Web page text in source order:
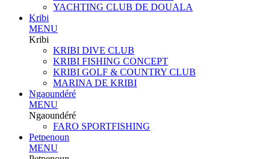
YACHTING CLUB DE DOUALA
Kribi
MENU
Kribi
KRIBI DIVE CLUB
KRIBI FISHING CONCEPT
KRIBI GOLF & COUNTRY CLUB
MARINA DE KRIBI
Ngaoundéré
MENU
Ngaoundéré
FARO SPORTFISHING
Petpenoun
MENU